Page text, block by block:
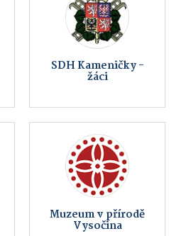
SDH Kameničky -
žáci
Muzeum v přírodě
Vysočina